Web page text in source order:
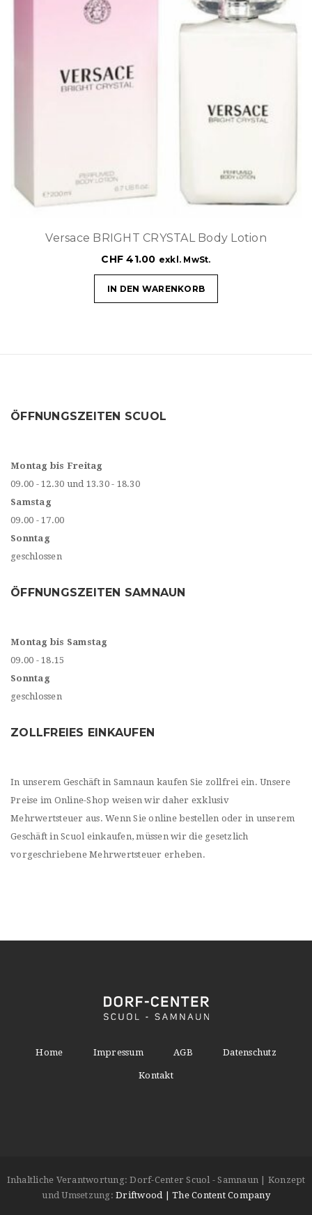
Versace BRIGHT CRYSTAL Body Lotion
CHF 41.00 exkl. MwSt.
IN DEN WARENKORB
ÖFFNUNGSZEITEN SCUOL
Montag bis Freitag
09.00 - 12.30 und 13.30 - 18.30
Samstag
09.00 - 17.00
Sonntag
geschlossen
ÖFFNUNGSZEITEN SAMNAUN
Montag bis Samstag
09.00 - 18.15
Sonntag
geschlossen
ZOLLFREIES EINKAUFEN
In unserem Geschäft in Samnaun kaufen Sie zollfrei ein. Unsere
Preise im Online-Shop weisen wir daher exklusiv
Mehrwertsteuer aus. Wenn Sie online bestellen oder in unserem
Geschäft in Scuol einkaufen, müssen wir die gesetzlich
vorgeschriebene Mehrwertsteuer erheben.
Home Impressum AGB Datenschutz
Kontakt
Inhaltliche Verantwortung: Dorf-Center Scuol - Samnaun | Konzept
und Umsetzung: Driftwood | The Content Company